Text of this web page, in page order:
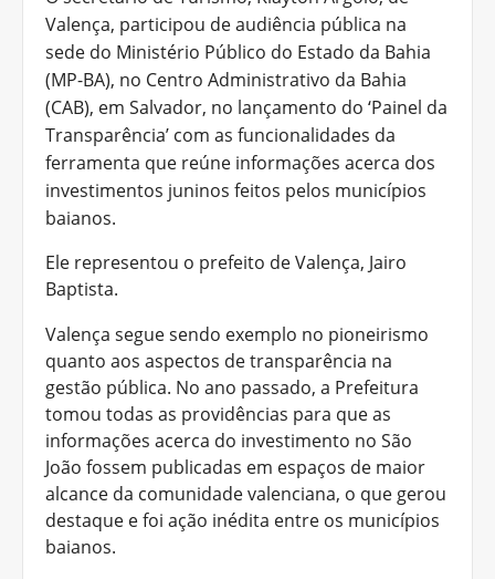
Valença, participou de audiência pública na
sede do Ministério Público do Estado da Bahia
(MP-BA), no Centro Administrativo da Bahia
(CAB), em Salvador, no lançamento do ‘Painel da
Transparência’ com as funcionalidades da
ferramenta que reúne informações acerca dos
investimentos juninos feitos pelos municípios
baianos.
Ele representou o prefeito de Valença, Jairo
Baptista.
Valença segue sendo exemplo no pioneirismo
quanto aos aspectos de transparência na
gestão pública. No ano passado, a Prefeitura
tomou todas as providências para que as
informações acerca do investimento no São
João fossem publicadas em espaços de maior
alcance da comunidade valenciana, o que gerou
destaque e foi ação inédita entre os municípios
baianos.